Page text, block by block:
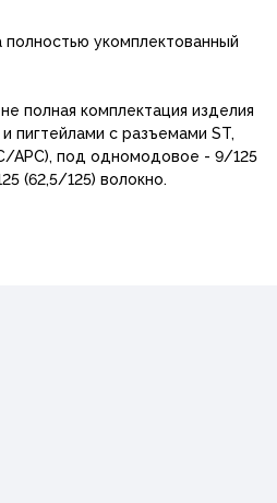
укомплектованный
полная комплектация изделия
пигтейлами с разъемами ST,
APC), под одномодовое - 9/125
(62,5/125) волокно.